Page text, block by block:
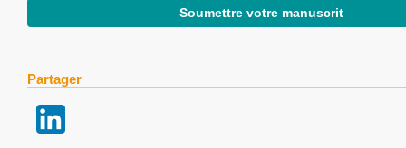
Soumettre votre manuscrit
Partager